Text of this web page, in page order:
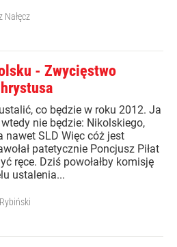
Nałęcz
- Zwycięstwo
co będzie w roku 2012. Ja
nie będzie: Nikolskiego,
nawet SLD Więc cóż jest
patetycznie Poncjusz Piłat
ręce. Dziś powołałby komisję
ustalenia...